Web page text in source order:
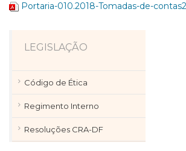
Portaria-010.2018-Tomadas-de-
LEGISLAÇÃO
Código de Ética
Regimento Interno
Resoluções CRA-DF